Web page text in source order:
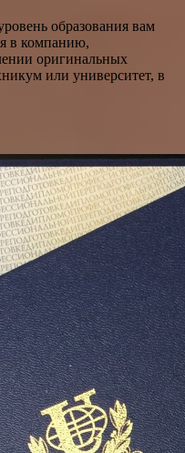
образования вам
в компанию,
оригинальных
или университет, в